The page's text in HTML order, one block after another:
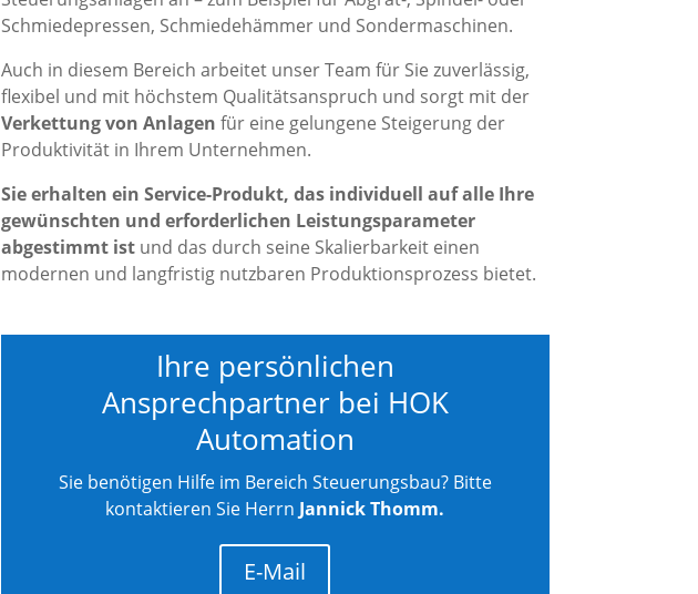
Schmiedepressen, Schmiedehämmer und Sondermaschinen.
Auch in diesem Bereich arbeitet unser Team für Sie zuverlässig,
flexibel und mit höchstem Qualitätsanspruch und sorgt mit der
Verkettung von Anlagen für eine gelungene Steigerung der
Produktivität in Ihrem Unternehmen.
Sie erhalten ein Service-Produkt, das individuell auf alle Ihre
gewünschten und erforderlichen Leistungsparameter
abgestimmt istund das durch seine Skalierbarkeit einen
modernen und langfristig nutzbaren Produktionsprozess bietet.
Ihre persönlichen
Ansprechpartner bei HOK
Automation
Sie benötigen Hilfe im Bereich Steuerungsbau? Bitte
kontaktieren Sie Herrn Jannick Thomm.
E-Mail